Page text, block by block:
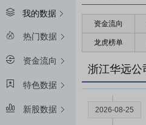
我的数据
热门数据
资金流向
特色数据
新股数据
资金流向
龙虎榜单
浙江华远公
2028-03-27
2026-08-25